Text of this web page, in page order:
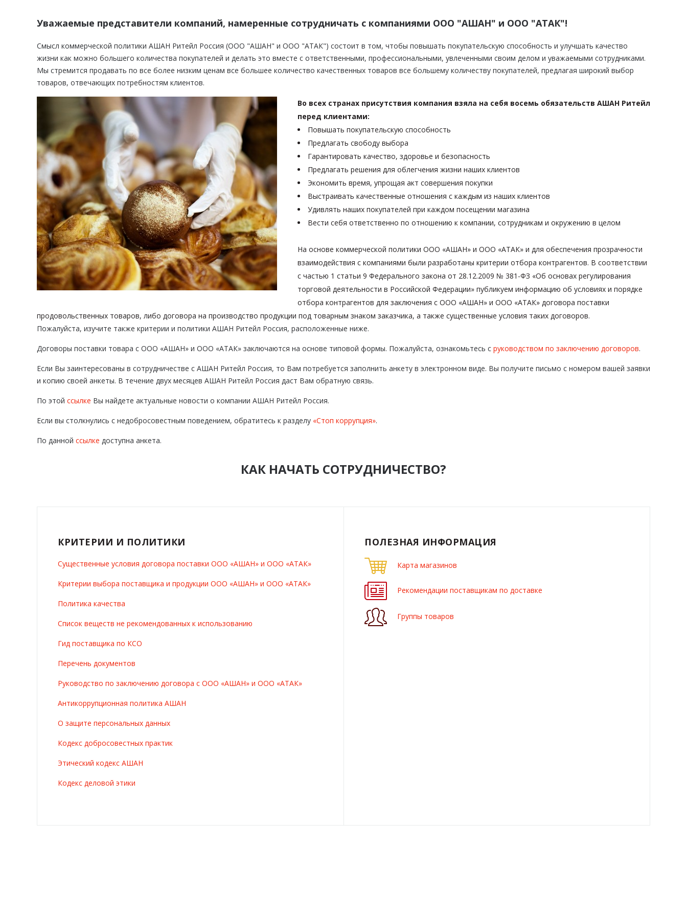
Уважаемые представители компаний, намеренные сотрудничать с компаниями ООО "АШАН" и ООО "АТАК"!
Смысл коммерческой политики АШАН Ритейл Россия (ООО "АШАН" и ООО "АТАК") состоит в том, чтобы повышать покупательскую способность и улучшать качество
жизни как можно большего количества покупателей и делать это вместе с ответственными, профессиональными, увлеченными своим делом и уважаемыми сотрудниками.
Мы стремится продавать по все более низким ценам все большее количество качественных товаров все большему количеству покупателей, предлагая широкий выбор
товаров, отвечающих потребностям клиентов.
Во всех странах присутствия компания взяла на себя восемь обязательств АШАН Ритейл
перед клиентами:
Повышать покупательскую способность
Предлагать свободу выбора
Гарантировать качество, здоровье и безопасность
Предлагать решения для облегчения жизни наших клиентов
Экономить время, упрощая акт совершения покупки
Выстраивать качественные отношения с каждым из наших клиентов
Удивлять наших покупателей при каждом посещении магазина
Вести себя ответственно по отношению к компании, сотрудникам и окружению в целом
На основе коммерческой политики ООО «АШАН» и ООО «АТАК» и для обеспечения прозрачности
взаимодействия с компаниями были разработаны критерии отбора контрагентов. В соответствии
с частью 1 статьи 9 Федерального закона от 28.12.2009 № 381-ФЗ «Об основах регулирования
торговой деятельности в Российской Федерации» публикуем информацию об условиях и порядке
отбора контрагентов для заключения с ООО «АШАН» и ООО «АТАК» договора поставки
продовольственных товаров, либо договора на производство продукции под товарным знаком заказчика, а также существенные условия таких договоров.
Пожалуйста, изучите также критерии и политики АШАН Ритейл Россия, расположенные ниже.
Договоры поставки товара с ООО «АШАН» и ООО «АТАК» заключаются на основе типовой формы. Пожалуйста, ознакомьтесь с руководством по заключению договоров.
Если Вы заинтересованы в сотрудничестве с АШАН Ритейл Россия, то Вам потребуется заполнить анкету в электронном виде. Вы получите письмо с номером вашей заявки
и копию своей анкеты. В течение двух месяцев АШАН Ритейл Россия даст Вам обратную связь.
По этой ссылке Вы найдете актуальные новости о компании АШАН Ритейл Россия.
Если вы столкнулись с недобросовестным поведением, обратитесь к разделу «Стоп коррупция».
По данной ссылке доступна анкета.
КАК НАЧАТЬ СОТРУДНИЧЕСТВО?
КРИТЕРИИ И ПОЛИТИКИ
Существенные условия договора поставки ООО «АШАН» и ООО «АТАК»
Критерии выбора поставщика и продукции ООО «АШАН» и ООО «АТАК»
Политика качества
Список веществ не рекомендованных к использованию
Гид поставщика по КСО
Перечень документов
Руководство по заключению договора с ООО «АШАН» и ООО «АТАК»
Антикоррупционная политика АШАН
О защите персональных данных
Кодекс добросовестных практик
Этический кодекс АШАН
Кодекс деловой этики
ПОЛЕЗНАЯ ИНФОРМАЦИЯ
Карта магазинов
Рекомендации поставщикам по доставке
Группы товаров